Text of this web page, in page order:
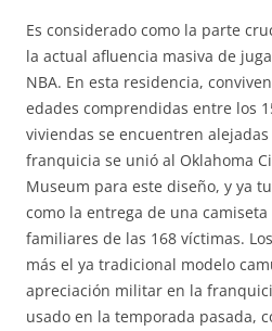
Es considerado como la parte
la actual afluencia masiva de
NBA. En esta residencia,
edades comprendidas entre los
viviendas se encuentren
franquicia se unió al Oklahoma
Museum para este diseño, y ya
como la entrega de una
familiares de las 168 víctimas.
más el ya tradicional modelo
apreciación militar en la
usado en la temporada pasada,